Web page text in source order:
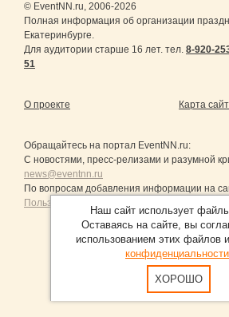
© EventNN.ru, 2006-2026
Полная информация об организации
Екатеринбурге.
Для аудитории старше 16 лет. тел. 8-920-
51
О проекте Карта
Обращайтесь на портал EventNN.ru:
С новостями, пресс-релизами и разумной
news@eventnn.ru
По вопросам добавления информации на
Пользовательское Соглашение и политика
Продвижение сайтов Санкт-
Наш сайт использует
Оставаясь на сайте, вы
использованием этих файлов и
конфиденциальности
ХОРОШО